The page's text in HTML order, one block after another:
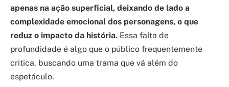
apenas na ação superficial, deixando de lado a
complexidade emocional dos personagens, o que
reduz o impacto da história. Essa falta de
profundidade é algo que o público frequentemente
critica, buscando uma trama que vá além do
espetáculo.